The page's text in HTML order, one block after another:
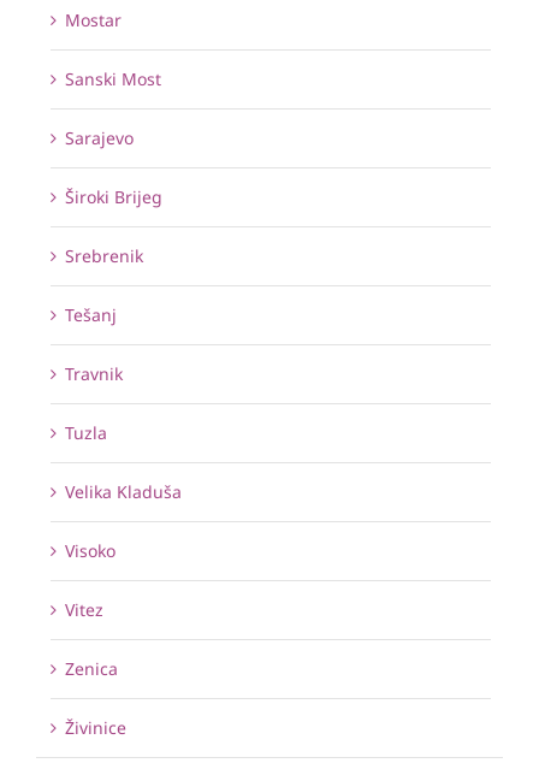
Mostar
Sanski Most
Sarajevo
Široki Brijeg
Srebrenik
Tešanj
Travnik
Tuzla
Velika Kladuša
Visoko
Vitez
Zenica
Živinice